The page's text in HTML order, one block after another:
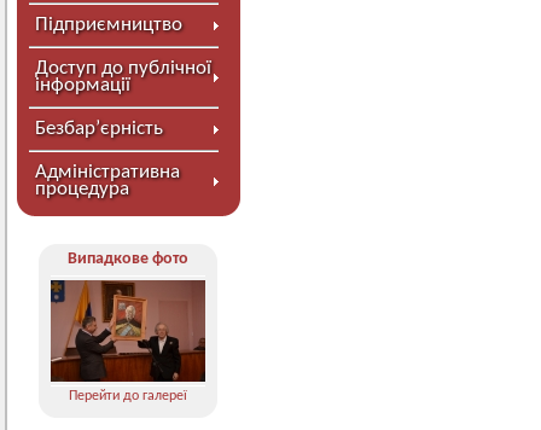
Підприємництво
Доступ до публічної
інформації
Безбар’єрність
Адміністративна
процедура
Випадкове фото
Перейти до галереї